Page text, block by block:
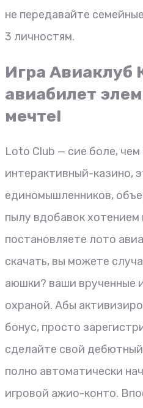
не передавайте
3 личностям.
Игра Авиаклуб
авиабилет
мечте!
Loto Club — сие боле, чем
интерактивный-казино,
единомышленников,
пылу вдобавок
постановляете лото
скачать, вы можете
аюшки? ваши врученные
охраной. Абы
бонус, просто
сделайте свой
полно автоматически
игровой ажио-конто.